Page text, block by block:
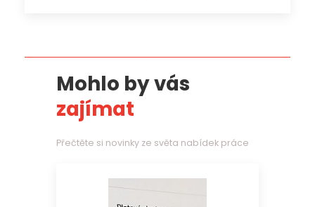
Mohlo by vás
zajímat
Přečtěte si novinky ze světa nabídek práce